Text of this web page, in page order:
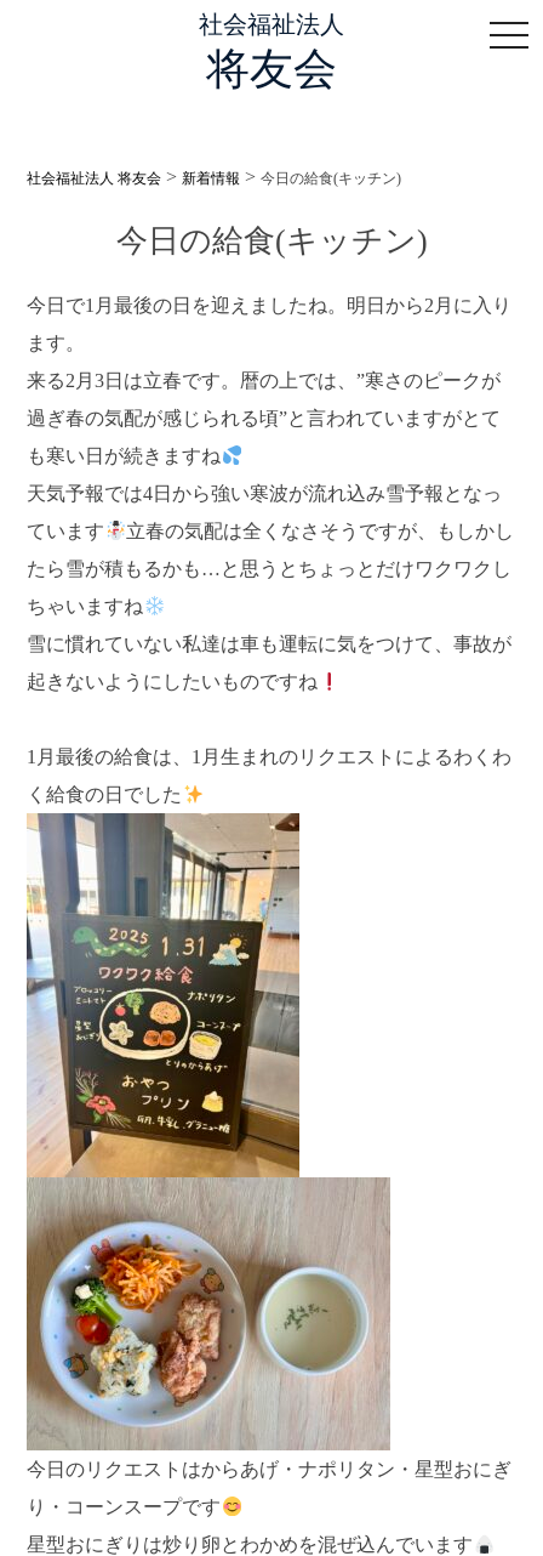
社会福祉法人
将友会
社会福祉法人 将友会 >新着情報 >今日の給食(キッチン)
今日の給食(キッチン)
今日で1月最後の日を迎えましたね。明日から2月に入り
ます。
来る2月3日は立春です。暦の上では、”寒さのピークが
過ぎ春の気配が感じられる頃”と言われていますがとて
も寒い日が続きますね
天気予報では4日から強い寒波が流れ込み雪予報となっ
ています
立春の気配は全くなさそうですが、もしかし
たら雪が積もるかも…と思うとちょっとだけワクワクし
ちゃいますね
雪に慣れていない私達は車も運転に気をつけて、事故が
起きないようにしたいものですね
1月最後の給食は、1月生まれのリクエストによるわくわ
く給食の日でした
今日のリクエストはからあげ・ナポリタン・星型おにぎ
り・コーンスープです
星型おにぎりは炒り卵とわかめを混ぜ込んでいます